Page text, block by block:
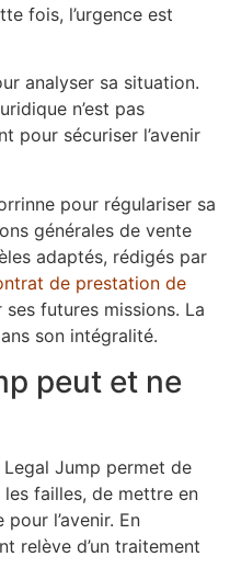
fois, l’urgence est
analyser sa situation.
n’est pas
pour sécuriser l’avenir
pour régulariser sa
générales de vente
adaptés, rédigés par
de prestation de
futures missions. La
son intégralité.
peut et ne
Jump permet de
failles, de mettre en
l’avenir. En
relève d’un traitement